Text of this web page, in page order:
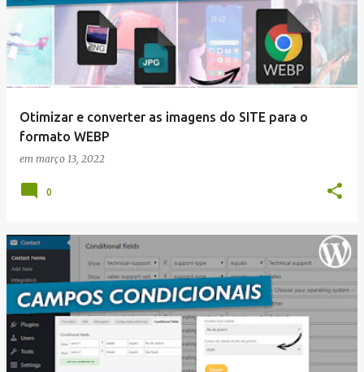
Otimizar e converter as imagens do SITE para o
formato WEBP
em março 13, 2022
0